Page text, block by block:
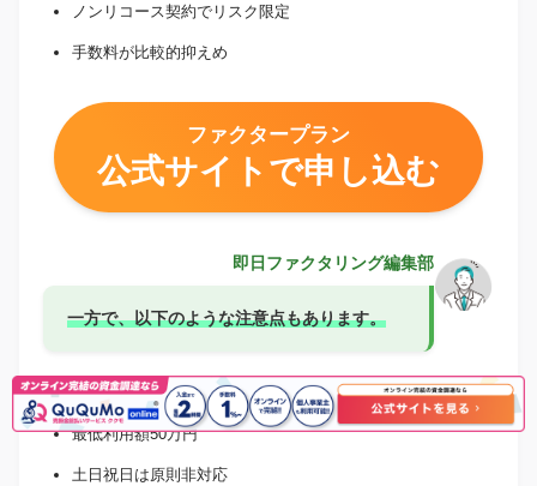
ノンリコース契約でリスク限定
手数料が比較的抑えめ
ファクタープラン
公式サイトで申し込む
即日ファクタリング編集部
一方で、以下のような注意点もあります。
法人限定（個人事業主は利用不可）
最低利用額50万円
土日祝日は原則非対応